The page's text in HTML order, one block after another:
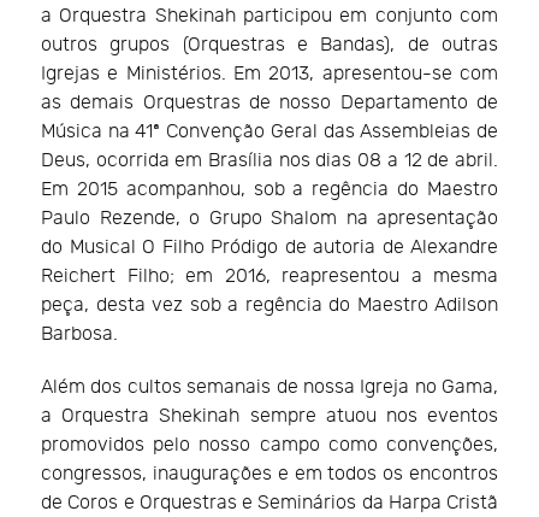
a Orquestra Shekinah participou em conjunto com
outros grupos (Orquestras e Bandas), de outras
Igrejas e Ministérios. Em 2013, apresentou-se com
as demais Orquestras de nosso Departamento de
Música na 41ª Convenção Geral das Assembleias de
Deus, ocorrida em Brasília nos dias 08 a 12 de abril.
Em 2015 acompanhou, sob a regência do Maestro
Paulo Rezende, o Grupo Shalom na apresentação
do Musical O Filho Pródigo de autoria de Alexandre
Reichert Filho; em 2016, reapresentou a mesma
peça, desta vez sob a regência do Maestro Adilson
Barbosa.
Além dos cultos semanais de nossa Igreja no Gama,
a Orquestra Shekinah sempre atuou nos eventos
promovidos pelo nosso campo como convenções,
congressos, inaugurações e em todos os encontros
de Coros e Orquestras e Seminários da Harpa Cristã